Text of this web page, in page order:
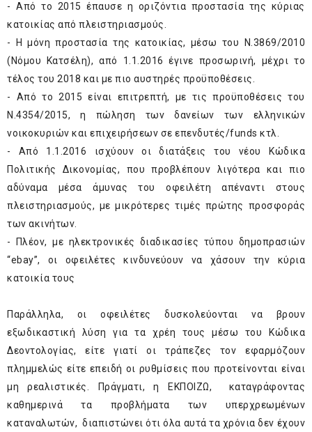
- Από το 2015 έπαυσε η οριζόντια προστασία της κύριας
κατοικίας από πλειστηριασμούς.
- Η μόνη προστασία της κατοικίας, μέσω του Ν.3869/2010
(Νόμου Κατσέλη), από 1.1.2016 έγινε προσωρινή, μέχρι το
τέλος του 2018 και με πιο αυστηρές προϋποθέσεις.
- Από το 2015 είναι επιτρεπτή, με τις προϋποθέσεις του
Ν.4354/2015, η πώληση των δανείων των ελληνικών
νοικοκυριών και επιχειρήσεων σε επενδυτές/funds κτλ.
- Από 1.1.2016 ισχύουν οι διατάξεις του νέου Κώδικα
Πολιτικής Δικονομίας, που προβλέπουν λιγότερα και πιο
αδύναμα μέσα άμυνας του οφειλέτη απέναντι στους
πλειστηριασμούς, με μικρότερες τιμές πρώτης προσφοράς
των ακινήτων.
- Πλέον, με ηλεκτρονικές διαδικασίες τύπου δημοπρασιών
“ebay”, οι οφειλέτες κινδυνεύουν να χάσουν την κύρια
κατοικία τους
Παράλληλα, οι οφειλέτες δυσκολεύονται να βρουν
εξωδικαστική λύση για τα χρέη τους μέσω του Κώδικα
Δεοντολογίας, είτε γιατί οι τράπεζες τον εφαρμόζουν
πλημμελώς είτε επειδή οι ρυθμίσεις που προτείνονται είναι
μη ρεαλιστικές. Πράγματι, η ΕΚΠΟΙΖΩ, καταγράφοντας
καθημερινά τα προβλήματα των υπερχρεωμένων
καταναλωτών, διαπιστώνει ότι όλα αυτά τα χρόνια δεν έχουν